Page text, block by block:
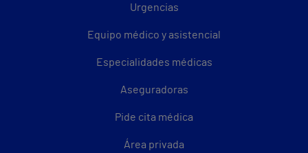
Urgencias
Equipo médico y asistencial
Especialidades médicas
Aseguradoras
Pide cita médica
Área privada